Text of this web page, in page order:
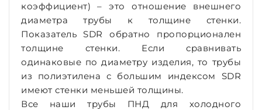
коэффициент) – это отношение внешнего
диаметра трубы к толщине стенки.
Показатель SDR обратно пропорционален
толщине стенки. Если сравнивать
одинаковые по диаметру изделия, то трубы
из полиэтилена с большим индексом SDR
имеют стенки меньшей толщины.
Все наши трубы ПНД для холодного